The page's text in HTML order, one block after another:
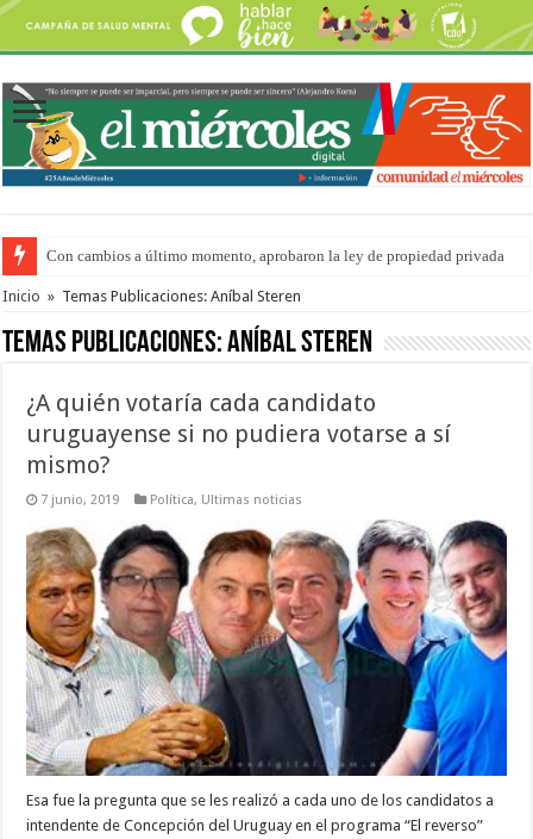
Con cambios a último momento, aprobaron la ley de propiedad privada
Adopción en Entre Ríos: el 35% de los 90 niños, niñas y adolescentes que
Inicio » Temas Publicaciones: Aníbal Steren
Temas Publicaciones:Aníbal Steren
¿A quién votaría cada candidato
uruguayense si no pudiera votarse a sí
mismo?
7 junio, 2019 Política, Ultimas noticias
Esa fue la pregunta que se les realizó a cada uno de los candidatos a
intendente de Concepción del Uruguay en el programa “El reverso”